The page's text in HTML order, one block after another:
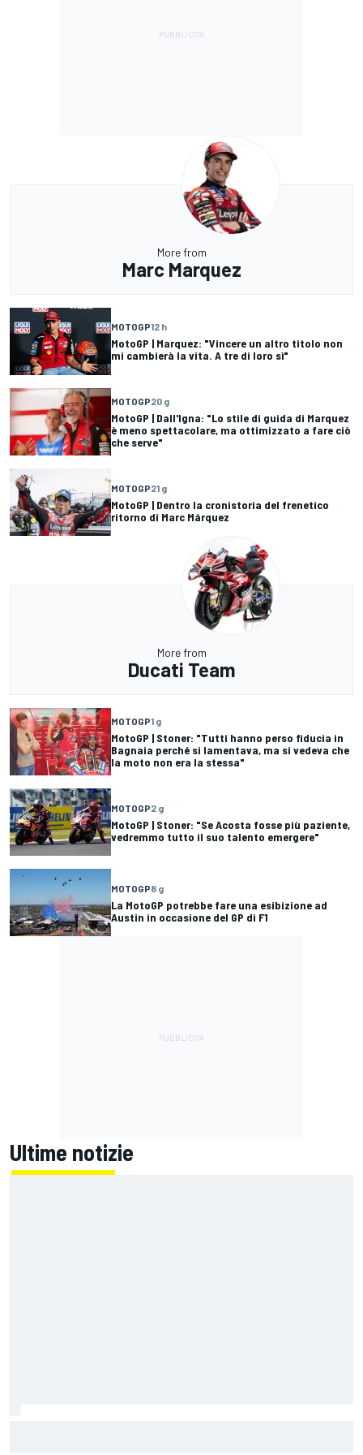
More from
Marc Marquez
MOTOGP12 h
MotoGP | Marquez: "Vincere un altro titolo non
mi cambierà la vita. A tre di loro sì"
MOTOGP20 g
MotoGP | Dall'Igna: "Lo stile di guida di Marquez
è meno spettacolare, ma ottimizzato a fare ciò
che serve"
MOTOGP21 g
MotoGP | Dentro la cronistoria del frenetico
ritorno di Marc Márquez
More from
Ducati Team
MOTOGP1 g
MotoGP | Stoner: "Tutti hanno perso fiducia in
Bagnaia perché si lamentava, ma si vedeva che
la moto non era la stessa"
MOTOGP2 g
MotoGP | Stoner: "Se Acosta fosse più paziente,
vedremmo tutto il suo talento emergere"
MOTOGP8 g
La MotoGP potrebbe fare una esibizione ad
Austin in occasione del GP di F1
Ultime notizie